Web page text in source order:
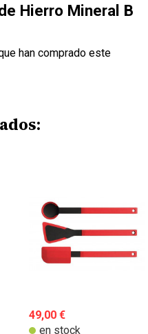
Hierro Mineral B
han comprado este
49,00 €
en stock